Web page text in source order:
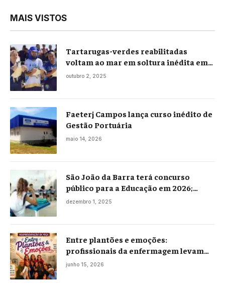
MAIS VISTOS
Tartarugas-verdes reabilitadas
voltam ao mar em soltura inédita em
Praia Seca
outubro 2, 2025
Faeterj Campos lança curso inédito de
Gestão Portuária
maio 14, 2026
São João da Barra terá concurso
público para a Educação em 2026;
projeto já está na Câmara
dezembro 1, 2025
Entre plantões e emoções:
profissionais da enfermagem levam
histórias reais ao palco em Campos
junho 15, 2026